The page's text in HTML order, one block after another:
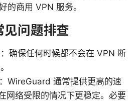
的商用 VPN 服务。
见问题排查
确保任何时候都不会在 VPN 断
WireGuard 通常提供更高的速
网络受限的情况下更稳定。必要